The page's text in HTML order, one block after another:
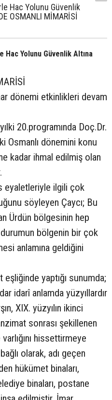
Hac Yolunu Güvenlik
OSMANLI MİMARİSİ
Hac Yolunu Güvenlik Altına
dönemi etkinlikleri devam
20.programında Doç.Dr.
Osmanlı dönemini konu
kadar ihmal edilmiş olan
eyaletleriyle ilgili çok
söyleyen Çaycı; Bu
Ürdün bölgesinin hep
bölgenin bir çok
anlamına geldiğini
yaptığı sunumda;
idarî anlamda yüzyıllardır
XIX. yüzyılın ikinci
sonrası şekillenen
hissettirmeye
olarak, adı geçen
hükümet binaları,
binaları, postane